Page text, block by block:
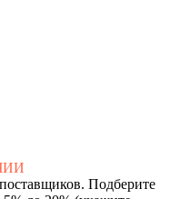
Подберите